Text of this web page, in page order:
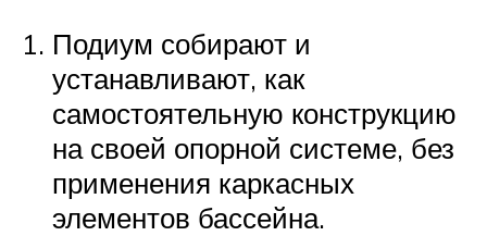
Подиум собирают и
устанавливают, как
самостоятельную конструкцию
на своей опорной системе, без
применения каркасных
элементов бассейна.